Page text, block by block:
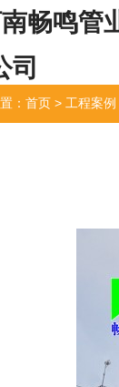
： 首页 > 工程案例